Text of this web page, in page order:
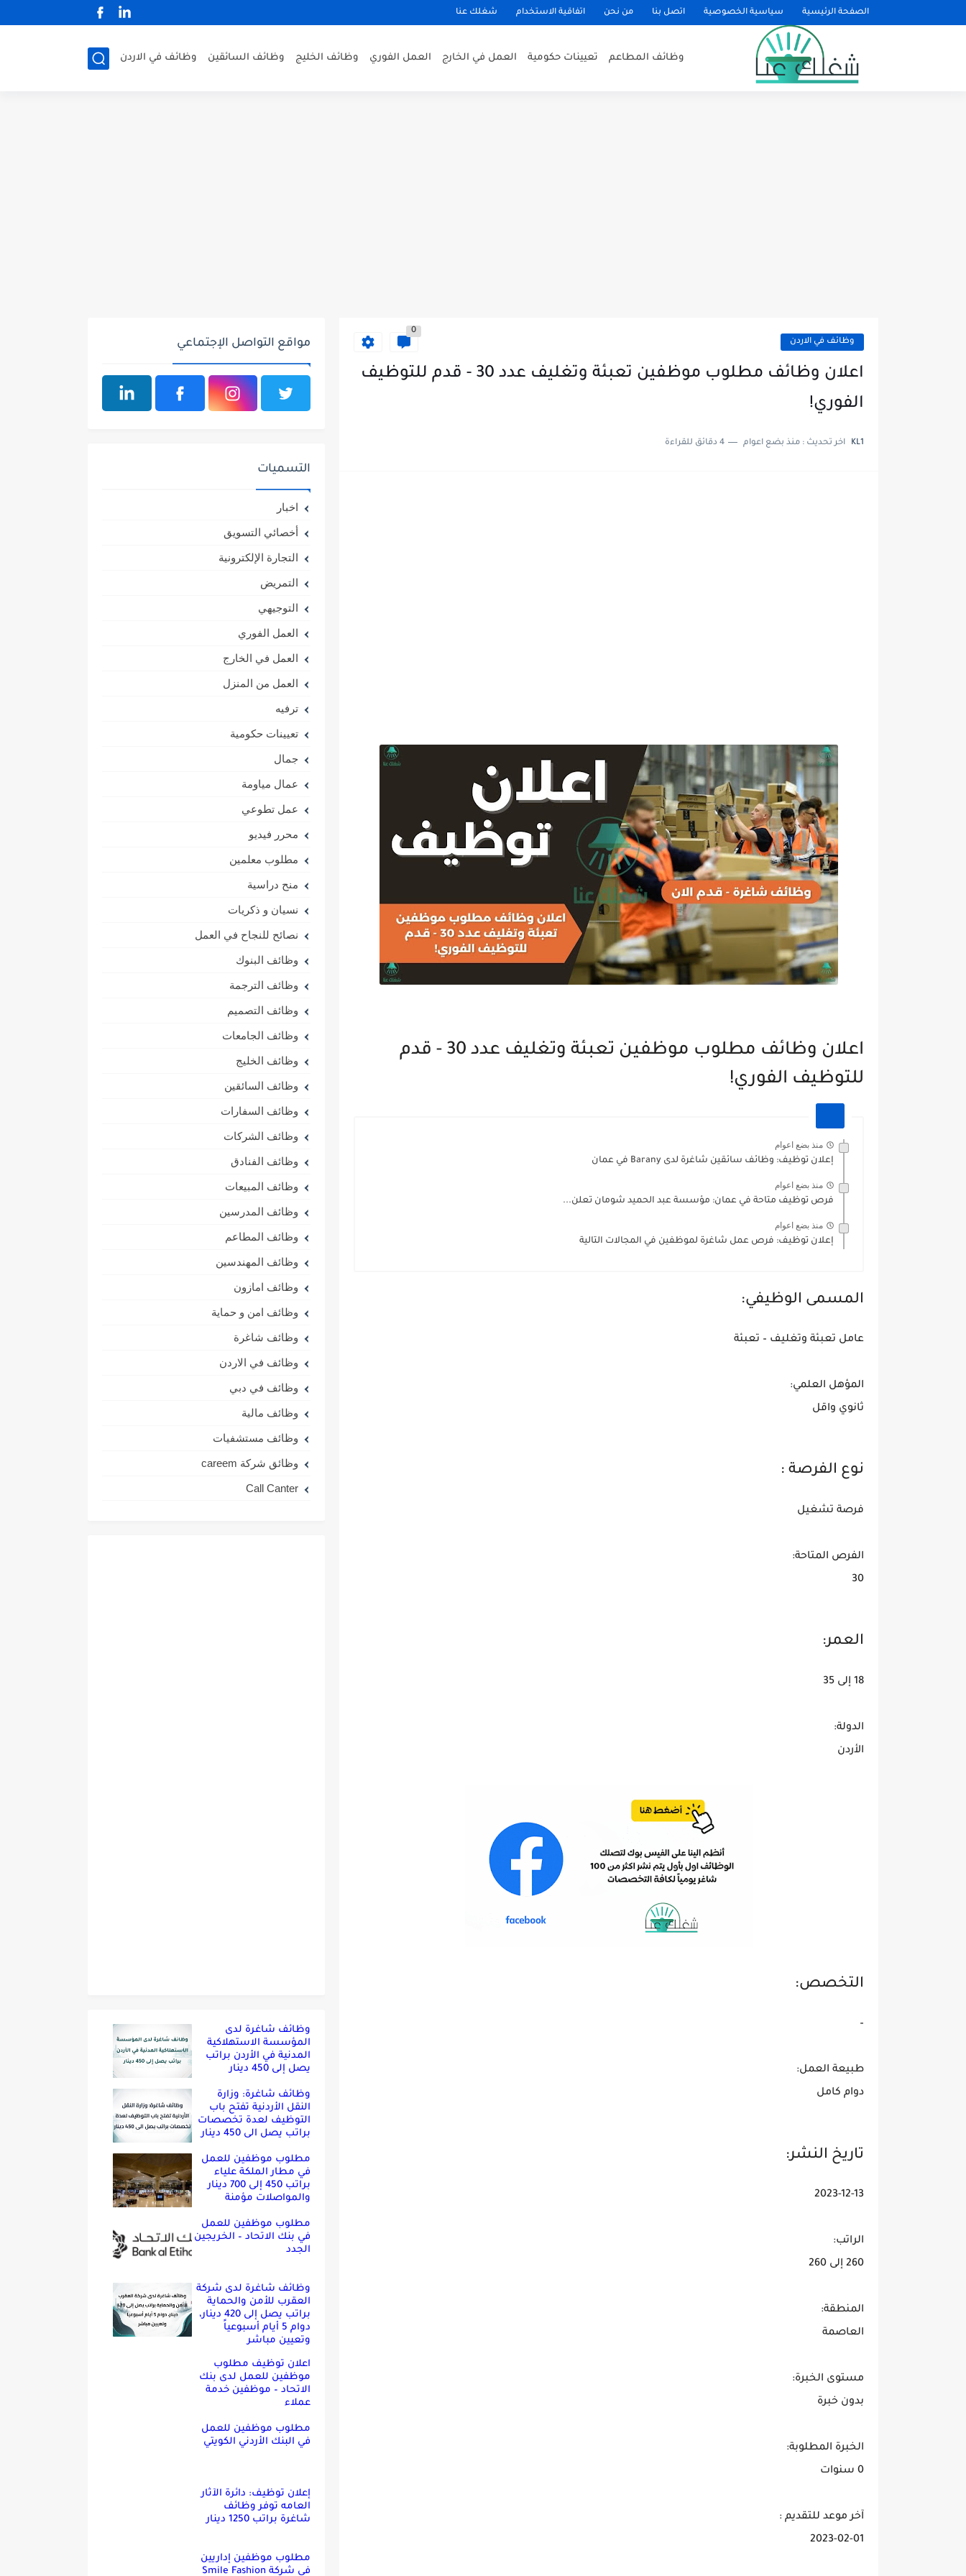
الصفحة الرئيسية سياسية الخصوصية اتصل بنا من نحن اتفاقية الاستخدام شغلك عنا
وظائف المطاعم تعيينات حكومية العمل في الخارج العمل الفوري وظائف الخليج وظائف السائقين وظائف في الاردن
وظائف في الاردن
0
اعلان وظائف مطلوب موظفين تعبئة وتغليف عدد 30 - قدم للتوظيف
الفوري!
KL1 اخر تحديث : منذ بضع اعوام 4 دقائق للقراءة
اعلان وظائف مطلوب موظفين تعبئة وتغليف عدد 30 - قدم
للتوظيف الفوري!
منذ بضع اعوام
إعلان توظيف: وظائف سائقين شاغرة لدى Barany في عمان
منذ بضع اعوام
فرص توظيف متاحة في عمان: مؤسسة عبد الحميد شومان تعلن...
منذ بضع اعوام
إعلان توظيف: فرص عمل شاغرة لموظفين في المجالات التالية
المسمى الوظيفي:
عامل تعبئة وتغليف – تعبئة
المؤهل العلمي:
ثانوي واقل
نوع الفرصة :
فرصة تشغيل
الفرص المتاحة:
30
العمر:
18 إلى 35
الدولة:
الأردن
التخصص:
–
طبيعة العمل:
دوام كامل
تاريخ النشر:
2023-12-13
الراتب:
260 إلى 260
المنطقة:
العاصمة
مستوى الخبرة:
بدون خبرة
الخبرة المطلوبة:
0 سنوات
آخر موعد للتقديم :
2023-02-01
مواقع التواصل الإجتماعي
التسميات
اخبار
أخصائي التسويق
التجارة الإلكترونية
التمريض
التوجيهي
العمل الفوري
العمل في الخارج
العمل من المنزل
ترفيه
تعيينات حكومية
جمال
عمال مياومة
عمل تطوعي
محرر فيديو
مطلوب معلمين
منح دراسية
نسيان و ذكريات
نصائح للنجاح في العمل
وظائف البنوك
وظائف الترجمة
وظائف التصميم
وظائف الجامعات
وظائف الخليج
وظائف السائقين
وظائف السفارات
وظائف الشركات
وظائف الفنادق
وظائف المبيعات
وظائف المدرسين
وظائف المطاعم
وظائف المهندسين
وظائف امازون
وظائف امن و حماية
وظائف شاغرة
وظائف في الاردن
وظائف في دبي
وظائف مالية
وظائف مستشفيات
وظائق شركة careem
Call Canter
وظائف شاغرة لدى
المؤسسة الاستهلاكية
المدنية في الأردن براتب
يصل إلى 450 دينار
وظائف شاغرة: وزارة
النقل الأردنية تفتح باب
التوظيف لعدة تخصصات
براتب يصل الى 450 دينار
مطلوب موظفين للعمل
في مطار الملكة علياء
براتب 450 إلى 700 دينار
والمواصلات مؤمنة
مطلوب موظفين للعمل
في بنك الاتحاد – الخريجين
الجدد
وظائف شاغرة لدى شركة
العقرب للأمن والحماية
براتب يصل إلى 420 دينار،
دوام 5 أيام أسبوعياً
وتعيين مباشر
اعلان توظيف مطلوب
موظفين للعمل لدى بنك
الاتحاد – موظفين خدمة
عملاء
مطلوب موظفين للعمل
في البنك الأردني الكويتي
إعلان توظيف: دائرة الآثار
العامه توفر وظائف
شاغرة براتب 1250 دينار
مطلوب موظفين إداريين
في شركة Smile Fashion